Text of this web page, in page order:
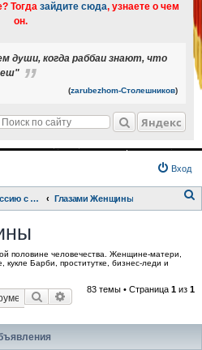
Тогда зайдите сюда, узнаете о чем
он.
души, когда раббаи знают, что
(zarubezhom-Столешников)
Яндекс
Вход
Взгляд на Россию с разных точек зрения. Глазами Женщины
половине человечества. Женщине-матери,
Барби, проститутке, бизнес-леди и
Поиск Расширенный поиск
83 темы • Страница 1 из 1